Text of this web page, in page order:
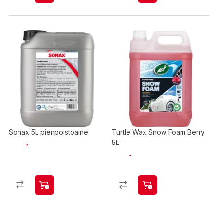
Sonax 5L pienpoistoaine
Turtle Wax Snow Foam Berry
5L